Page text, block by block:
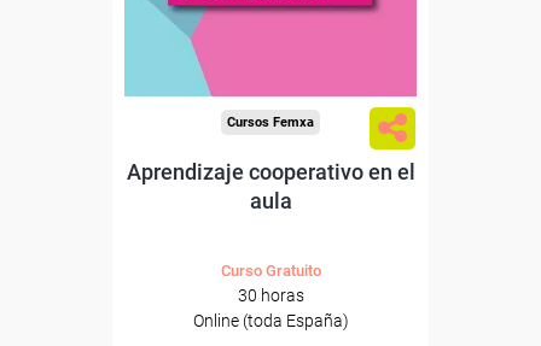
Cursos Femxa
Aprendizaje cooperativo en el
aula
Curso Gratuito
30 horas
Online (toda España)